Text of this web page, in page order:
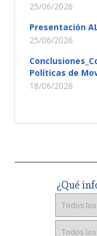
25/06/2026
Presentación
25/06/2026
Políticas de
18/06/2026
¿Qué